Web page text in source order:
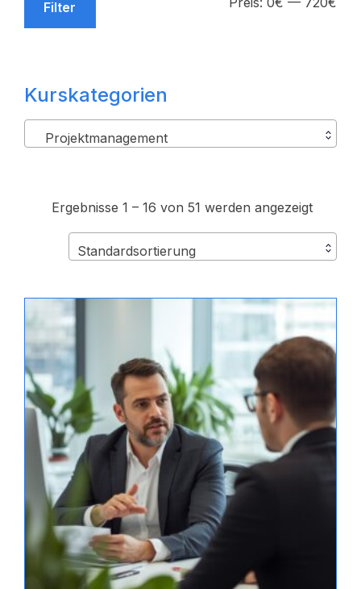
Ergebnisse 1 – 16 von 51 werden angezeigt
Standardsortierung
Filter
Kurskategorien
Projektmanagement